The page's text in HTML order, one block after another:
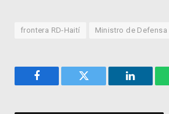
frontera RD-Haití Ministro de Defensa
Facebook Twitter LinkedIn